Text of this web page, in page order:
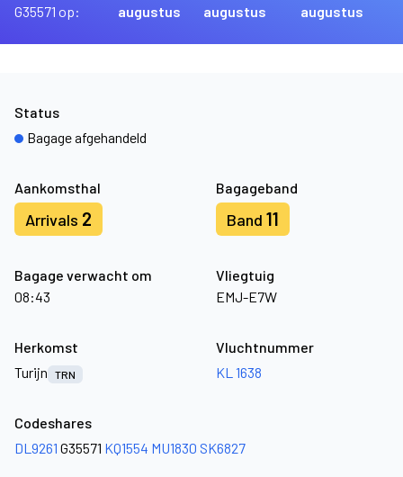
G35571 op:
augustus
augustus
augustus
Aankomsthal
Arrivals 2
Bagageband
Band 11
Bagage verwacht om
08:43
Vliegtuig
EMJ-E7W
Status
Bagage afgehandeld
Herkomst
Turijn
TRN
Vluchtnummer
KL 1638
Codeshares
DL9261 G35571 KQ1554 MU1830 SK6827